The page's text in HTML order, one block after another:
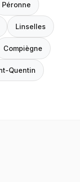
Péronne
Linselles
Compiègne
Quentin